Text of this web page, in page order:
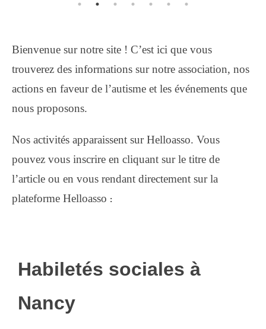
Bienvenue sur notre site ! C’est ici que vous
trouverez des informations sur notre association, nos
actions en faveur de l’autisme et les événements que
nous proposons.
Nos activités apparaissent sur Helloasso. Vous
pouvez vous inscrire en cliquant sur le titre de
l’article ou en vous rendant directement sur la
plateforme Helloasso :
Habiletés sociales à
Nancy